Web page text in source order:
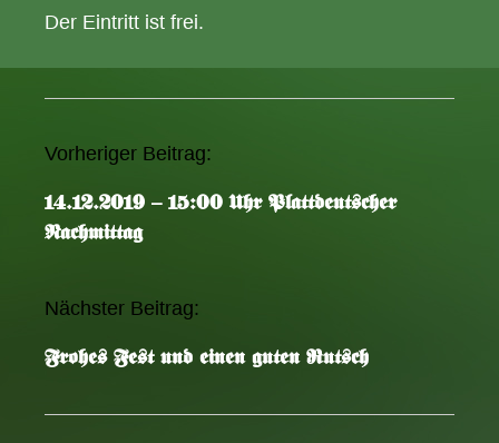
Der Eintritt ist frei.
A
t
i
e
-
Vorheriger Beitrag:
14.12.2019 – 15:00 Uhr Plattdeutscher
Nachmittag
Nächster Beitrag:
Frohes Fest und einen guten Rutsch